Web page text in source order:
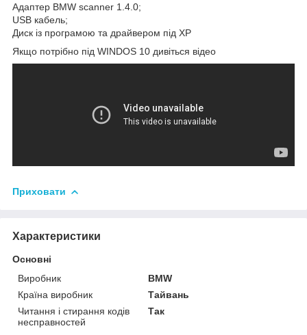
Адаптер BMW scanner 1.4.0;
USB кабель;
Диск із програмою та драйвером під XP
Якщо потрібно під WINDOS 10 дивіться відео
Приховати
Характеристики
Основні
Виробник
BMW
Країна виробник
Тайвань
Читання і стирання кодів
несправностей
Так